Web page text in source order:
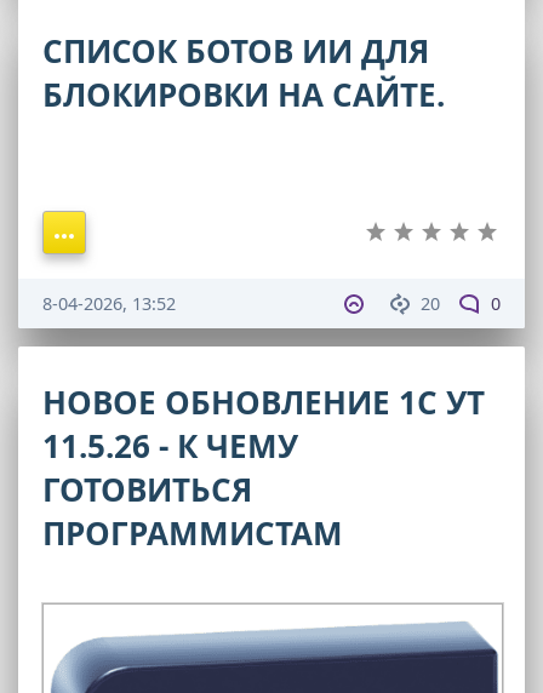
СПИСОК БОТОВ ИИ ДЛЯ
БЛОКИРОВКИ НА САЙТЕ.
20 0
8-04-2026, 13:52
НОВОЕ ОБНОВЛЕНИЕ 1С УТ
11.5.26 - К ЧЕМУ
ГОТОВИТЬСЯ
ПРОГРАММИСТАМ